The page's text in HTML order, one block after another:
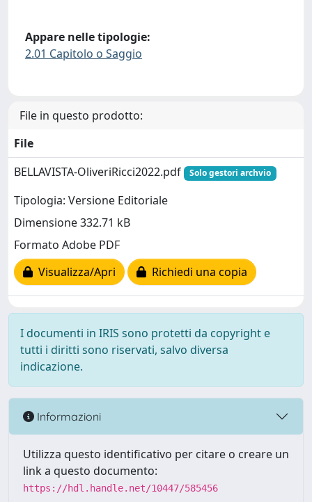
Appare nelle tipologie:
2.01 Capitolo o Saggio
File in questo prodotto:
File
BELLAVISTA-OliveriRicci2022.pdf
Solo gestori archvio
Tipologia: Versione Editoriale
Dimensione 332.71 kB
Formato Adobe PDF
Visualizza/Apri
Richiedi una copia
I documenti in IRIS sono protetti da copyright e
tutti i diritti sono riservati, salvo diversa
indicazione.
Informazioni
Utilizza questo identificativo per citare o creare un
link a questo documento:
https://hdl.handle.net/10447/585456